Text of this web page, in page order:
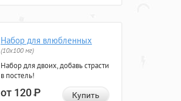
Набор для влюбленных
(10х100 мг)
Набор для двоих, добавь страсти
в постель!
от 120Р Купить